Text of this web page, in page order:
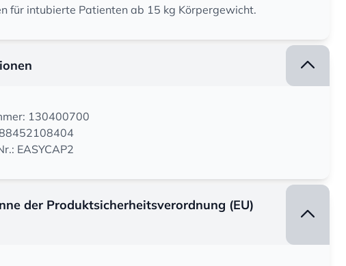
für intubierte Patienten ab 15 kg Körpergewicht.
130400700
EASYCAP2
der Produktsicherheitsverordnung (EU)